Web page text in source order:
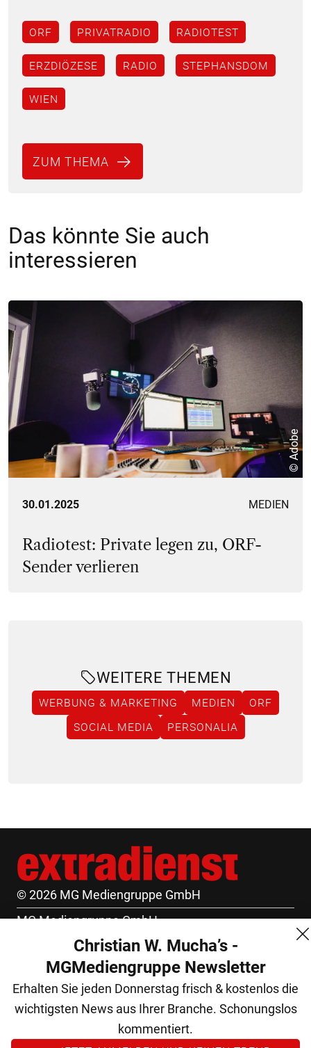
ORF PRIVATRADIO RADIOTEST
ERZDIÖZESE RADIO STEPHANSDOM
WIEN
ZUM THEMA
Das könnte Sie auch
interessieren
© Adobe
30.01.2025 MEDIEN
Radiotest: Private legen zu, ORF-
Sender verlieren
WEITERE THEMEN
WERBUNG & MARKETING MEDIEN
ORF
SOCIAL MEDIA
PERSONALIA
© 2026 MG Mediengruppe GmbH
MG Mediengruppe GmbH
Burgring 1/7
1010 Wien
+43 (1) 522 14 14
office@mgmedien.at
Christian W. Mucha’s -
MGMediengruppe Newsletter
Erhalten Sie jeden Donnerstag frisch & kostenlos die
wichtigsten News aus Ihrer Branche. Schonungslos
kommentiert.